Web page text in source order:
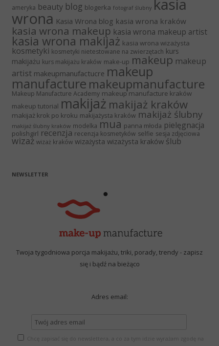
ameryka beauty blog blogerka fotograf ślubny kasia
wrona Kasia Wrona blog kasia wrona kraków
kasia wrona makeup kasia wrona makeup artist
kasia wrona makijaż kasia wrona wizażysta
kosmetyki kosmetyki nietestowane na zwierzętach kurs
makijażu kurs makijażu kraków make-up makeup makeup
artist makeupmanufactucre makeup
manufacture makeupmanufacture
Makeup Manufacture Academy makeup manufacture kraków
makeup tutorial makijaż makijaż kraków
makijaż krok po kroku makijażysta kraków makijaż ślubny
makijaż ślubny kraków modelka mua panna młoda pielęgnacja
polishgirl recenzja recenzja kosmetyków selfie sesja zdjęciowa
wizaż wizaż kraków wizażysta wizażysta kraków ślub
NEWSLETTER
Twoja tygodniowa porcja makijażu, triki, porady, trendy - zapisz
się i bądź na bieżąco
Adres email:
Chcę zapisać się do newslettera, a co za tym idzie wyrażam zgodę na